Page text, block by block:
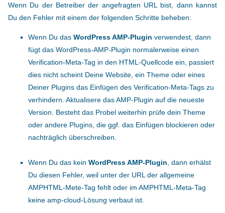
Wenn Du der Betreiber der angefragten URL bist, dann kannst
Du den Fehler mit einem der folgenden Schritte beheben:
Wenn Du das WordPress AMP-Plugin verwendest, dann
fügt das WordPress-AMP-Plugin normalerweise einen
Verification-Meta-Tag in den HTML-Quellcode ein, passiert
dies nicht scheint Deine Website, ein Theme oder eines
Deiner Plugins das Einfügen des Verification-Meta-Tags zu
verhindern. Aktualisere das AMP-Plugin auf die neueste
Version. Besteht das Probel weiterhin prüfe dein Theme
oder andere Plugins, die ggf. das Einfügen blockieren oder
nachträglich überschreiben.
Wenn Du das kein WordPress AMP-Plugin , dann erhälst
Du diesen Fehler, weil unter der URL der allgemeine
AMPHTML-Mete-Tag fehlt oder im AMPHTML-Meta-Tag
keine amp-cloud-Lösung verbaut ist.